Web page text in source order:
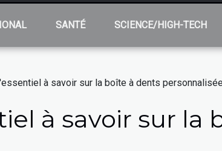
SANTÉ SCIENCE/HIGH-TECH
à savoir sur la boîte à dents
à savoir sur